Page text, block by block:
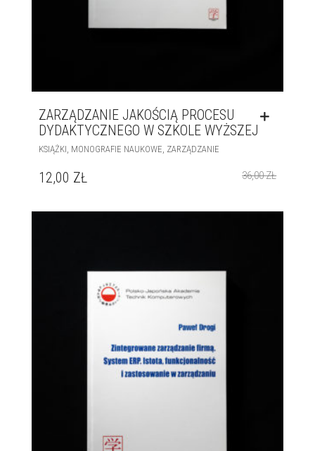
ZARZĄDZANIE JAKOŚCIĄ PROCESU
DYDAKTYCZNEGO W SZKOLE WYŻSZEJ
KSIĄŻKI MONOGRAFIE NAUKOWE ZARZĄDZANIE
36,00ZŁ
12,00 ZŁ